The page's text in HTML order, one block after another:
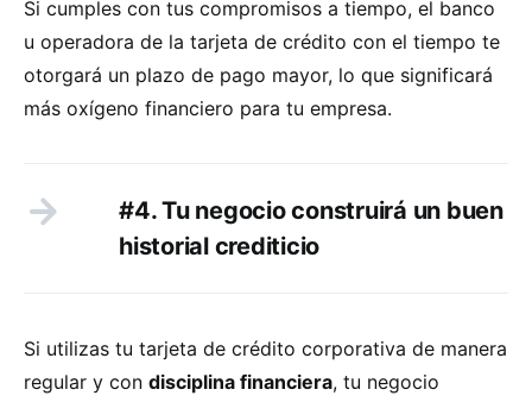
Si cumples con tus compromisos a tiempo, el banco
u operadora de la tarjeta de crédito con el tiempo te
otorgará un plazo de pago mayor, lo que significará
más oxígeno financiero para tu empresa.
#4. Tu negocio construirá un buen
historial crediticio
Si utilizas tu tarjeta de crédito corporativa de manera
regular y con disciplina financiera, tu negocio